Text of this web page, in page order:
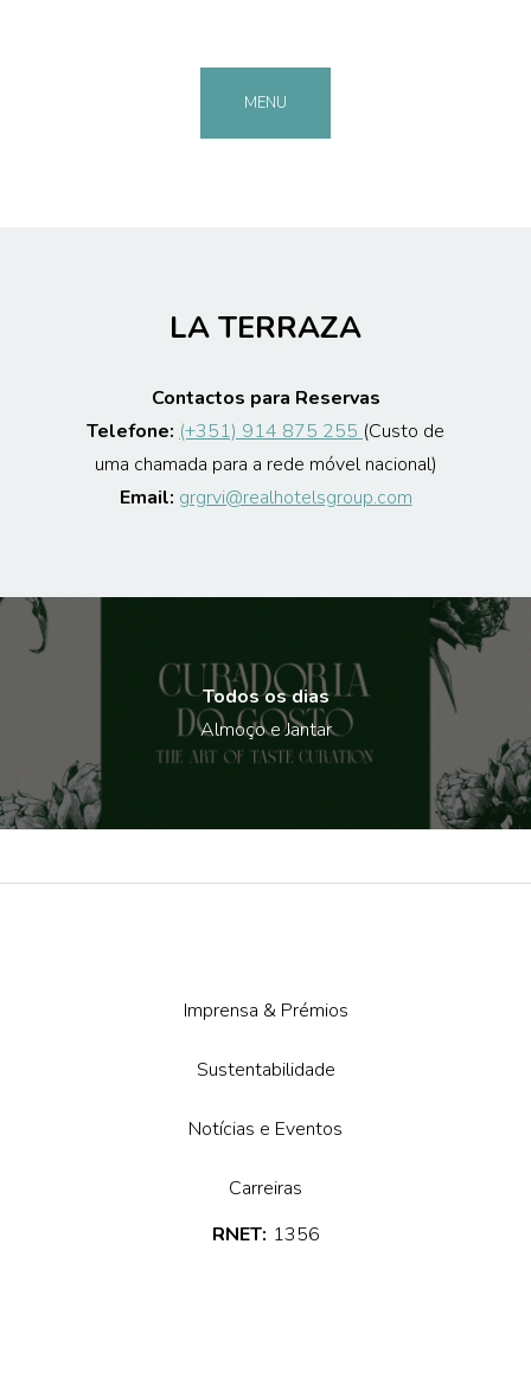
MENU
LA TERRAZA
Contactos para Reservas
Telefone: (+351) 914 875 255 (Custo de
uma chamada para a rede móvel nacional)
Email: grgrvi@realhotelsgroup.com
Todos os dias
Almoço e Jantar
Imprensa & Prémios
Sustentabilidade
Notícias e Eventos
Carreiras
RNET: 1356